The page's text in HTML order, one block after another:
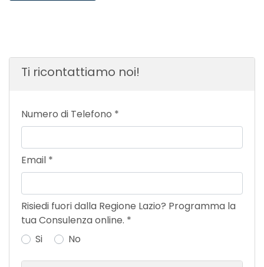
Ti ricontattiamo noi!
Numero di Telefono *
Email *
Risiedi fuori dalla Regione Lazio? Programma la
tua Consulenza online. *
Si
No